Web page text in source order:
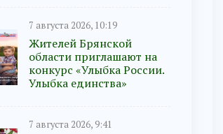
7 августа 2026, 10:19
Жителей Брянской
области приглашают на
конкурс «Улыбка России.
Улыбка единства»
7 августа 2026, 9:41